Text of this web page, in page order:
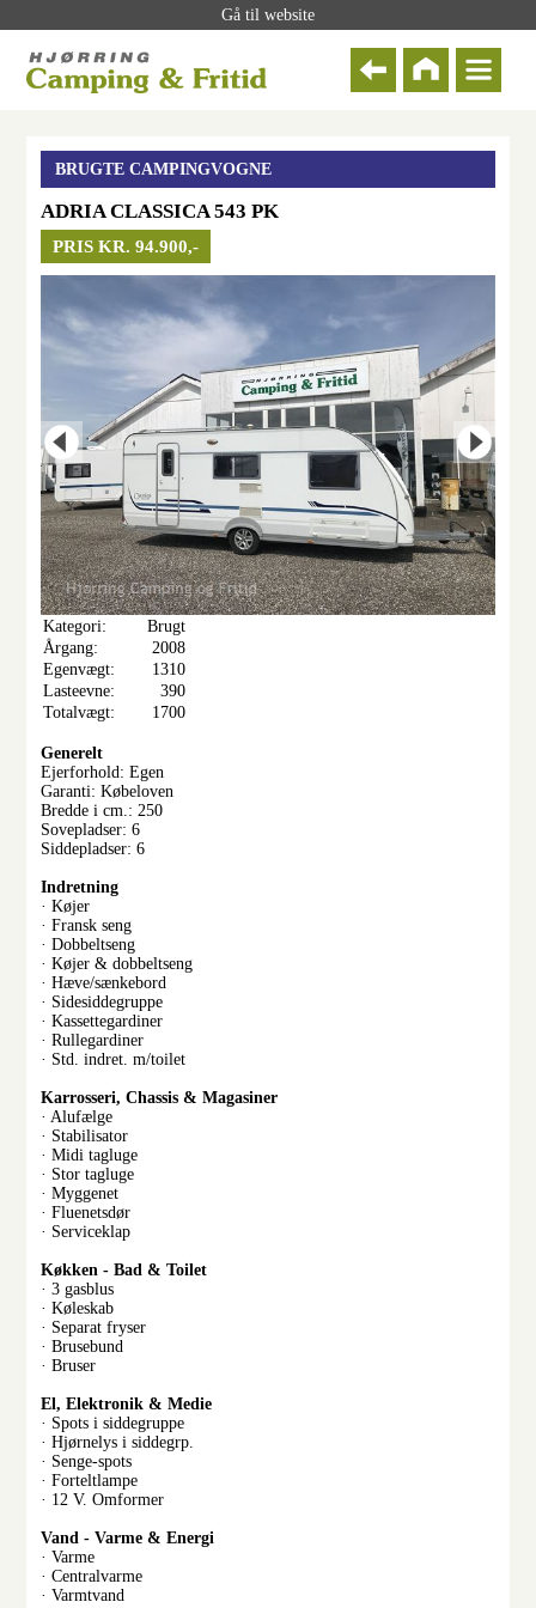
Gå til website
BRUGTE CAMPINGVOGNE
ADRIA CLASSICA 543 PK
PRIS KR. 94.900,-
Kategori:
Brugt
Årgang:
2008
Egenvægt:
1310
Lasteevne:
390
Totalvægt:
1700
Generelt
Ejerforhold: Egen
Garanti: Købeloven
Bredde i cm.: 250
Sovepladser: 6
Siddepladser: 6
Indretning
· Køjer
· Fransk seng
· Dobbeltseng
· Køjer & dobbeltseng
· Hæve/sænkebord
· Sidesiddegruppe
· Kassettegardiner
· Rullegardiner
· Std. indret. m/toilet
Karrosseri, Chassis & Magasiner
· Alufælge
· Stabilisator
· Midi tagluge
· Stor tagluge
· Myggenet
· Fluenetsdør
· Serviceklap
Køkken - Bad & Toilet
· 3 gasblus
· Køleskab
· Separat fryser
· Brusebund
· Bruser
El, Elektronik & Medie
· Spots i siddegruppe
· Hjørnelys i siddegrp.
· Senge-spots
· Forteltlampe
· 12 V. Omformer
Vand - Varme & Energi
· Varme
· Centralvarme
· Varmtvand